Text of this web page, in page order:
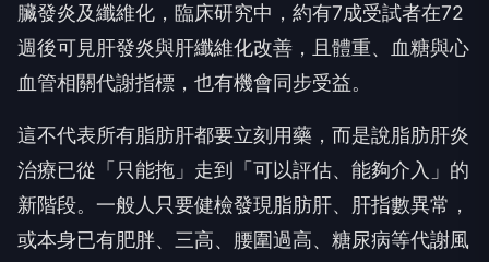
臟發炎及纖維化，臨床研究中，約有7成受試者在72
週後可見肝發炎與肝纖維化改善，且體重、血糖與心
血管相關代謝指標，也有機會同步受益。
這不代表所有脂肪肝都要立刻用藥，而是說脂肪肝炎
治療已從「只能拖」走到「可以評估、能夠介入」的
新階段。一般人只要健檢發現脂肪肝、肝指數異常，
或本身已有肥胖、三高、腰圍過高、糖尿病等代謝風